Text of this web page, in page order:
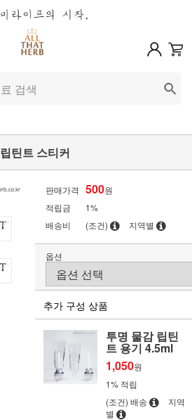
립틴트 스티커
판매가격 500원
적립금
1%
배송비
(조건) 지역별
옵션
추가 구성 상품
투명 물감 립틴
트 용기 4.5ml
1,050원
1% 적립
(조건) 배송
지역
별